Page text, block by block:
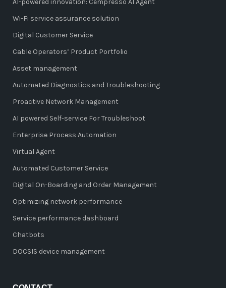
Wi-Fi service assurance solution
Digital Customer Service
Cable Operators’ Product Portfolio
Asset management
Automated Diagnostics and Troubleshooting
Proactive Network Management
AI powered Self-service For Troubleshoot
Enterprise Process Automation
Virtual Agent
Automated Customer Service
Digital On-Boarding and Order Management
Optimizing network performance
Service performance dashboard
Chatbots
DOCSIS device management